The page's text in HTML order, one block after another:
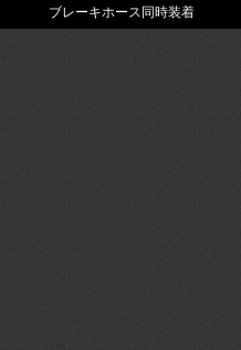
ブレーキホース同時装着